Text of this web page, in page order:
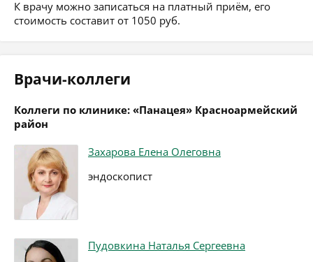
К врачу можно записаться на платный приём, его
стоимость составит от 1050 руб.
Врачи-коллеги
Коллеги по клинике: «Панацея» Красноармейский
район
Захарова Елена Олеговна
эндоскопист
Пудовкина Наталья Сергеевна